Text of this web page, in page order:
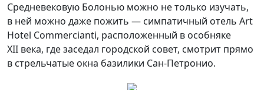
Средневековую Болонью можно не только изучать,
в ней можно даже пожить — симпатичный отель Art
Hotel Commercianti, расположенный в особняке
XII века, где заседал городской совет, смотрит прямо
в стрельчатые окна базилики Сан-Петронио.